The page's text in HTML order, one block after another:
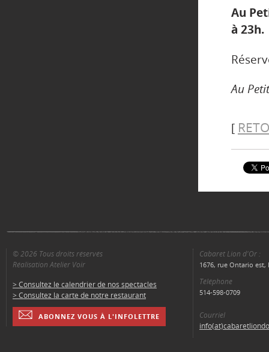
Au
à 23h.
Au
[
© 2026 Tous droits réservés
Réalisation Atelier Voir
> Consultez le calendrier de nos spectacles
> Consultez la carte de notre restaurant
ABONNEZ VOUS À L'INFOLETTRE
Cabaret Lion d'Or :
1676, rue Ontario est,
Téléphone
514-598-0709
Courriel